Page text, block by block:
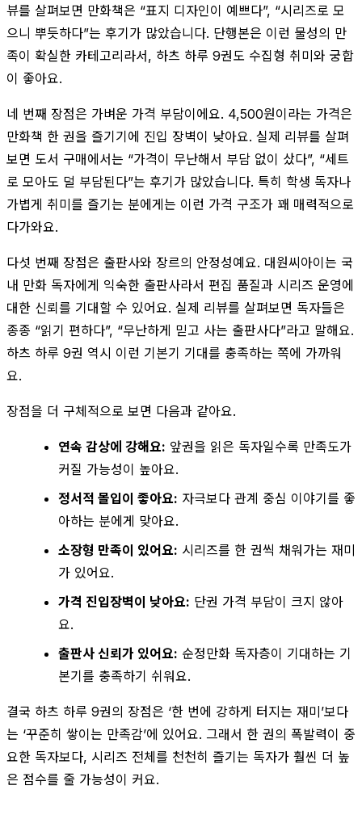
뷰를 살펴보면 만화책은 “표지 디자인이 예쁘다”, “시리즈로 모
으니 뿌듯하다”는 후기가 많았습니다. 단행본은 이런 물성의 만
족이 확실한 카테고리라서, 하츠 하루 9권도 수집형 취미와 궁합
이 좋아요.
네 번째 장점은 가벼운 가격 부담이에요. 4,500원이라는 가격은
만화책 한 권을 즐기기에 진입 장벽이 낮아요. 실제 리뷰를 살펴
보면 도서 구매에서는 “가격이 무난해서 부담 없이 샀다”, “세트
로 모아도 덜 부담된다”는 후기가 많았습니다. 특히 학생 독자나
가볍게 취미를 즐기는 분에게는 이런 가격 구조가 꽤 매력적으로
다가와요.
다섯 번째 장점은 출판사와 장르의 안정성예요. 대원씨아이는 국
내 만화 독자에게 익숙한 출판사라서 편집 품질과 시리즈 운영에
대한 신뢰를 기대할 수 있어요. 실제 리뷰를 살펴보면 독자들은
종종 “읽기 편하다”, “무난하게 믿고 사는 출판사다”라고 말해요.
하츠 하루 9권 역시 이런 기본기 기대를 충족하는 쪽에 가까워
요.
장점을 더 구체적으로 보면 다음과 같아요.
연속 감상에 강해요: 앞권을 읽은 독자일수록 만족도가
커질 가능성이 높아요.
정서적 몰입이 좋아요: 자극보다 관계 중심 이야기를 좋
아하는 분에게 맞아요.
소장형 만족이 있어요: 시리즈를 한 권씩 채워가는 재미
가 있어요.
가격 진입장벽이 낮아요: 단권 가격 부담이 크지 않아
요.
출판사 신뢰가 있어요: 순정만화 독자층이 기대하는 기
본기를 충족하기 쉬워요.
결국 하츠 하루 9권의 장점은 ‘한 번에 강하게 터지는 재미’보다
는 ‘꾸준히 쌓이는 만족감’에 있어요. 그래서 한 권의 폭발력이 중
요한 독자보다, 시리즈 전체를 천천히 즐기는 독자가 훨씬 더 높
은 점수를 줄 가능성이 커요.